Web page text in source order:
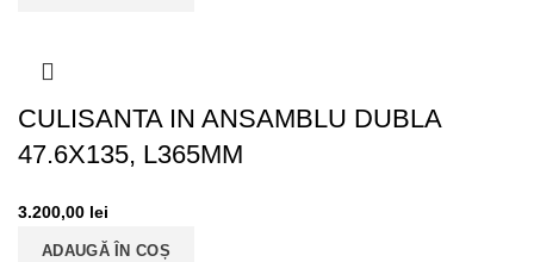
CULISANTA IN ANSAMBLU DUBLA
47.6X135, L365MM
3.200,00 lei
ADAUGĂ ÎN COȘ